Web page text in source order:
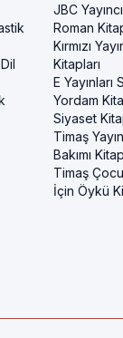
JBC
Roman
Kırmızı
Kitapları
E Yayınları
Yordam
Siyaset
Timaş
Bakımı
Timaş
İçin Öykü